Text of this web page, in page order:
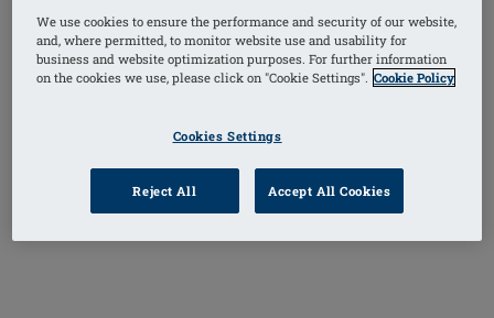
L’autopalpation, un geste qui sauve des vies
We use cookies to ensure the performance and security of our website,
and, where permitted, to monitor website use and usability for
business and website optimization purposes. For further information
on the cookies we use, please click on "Cookie Settings". Cookie Policy
Cookies Settings
Reject All Accept All Cookies